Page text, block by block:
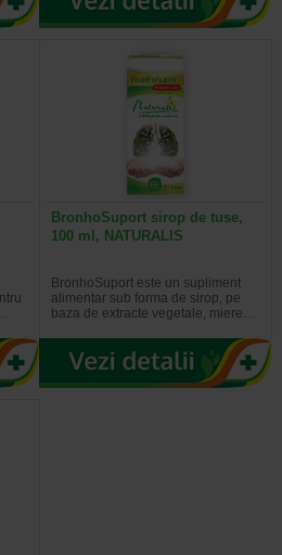
BronhoSuport sirop de tuse,
100 ml, NATURALIS
BronhoSuport este un supliment
alimentar sub forma de sirop, pe
baza de extracte vegetale, miere…